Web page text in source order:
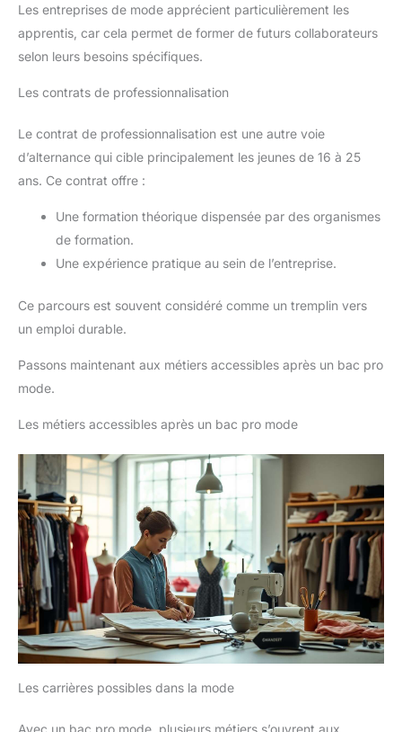
Les entreprises de mode apprécient particulièrement les
apprentis, car cela permet de former de futurs collaborateurs
selon leurs besoins spécifiques.
Les contrats de professionnalisation
Le contrat de professionnalisation est une autre voie
d’alternance qui cible principalement les jeunes de 16 à 25
ans. Ce contrat offre :
Une formation théorique dispensée par des organismes
de formation.
Une expérience pratique au sein de l’entreprise.
Ce parcours est souvent considéré comme un tremplin vers
un emploi durable.
Passons maintenant aux métiers accessibles après un bac pro
mode.
Les métiers accessibles après un bac pro mode
Les carrières possibles dans la mode
Avec un bac pro mode, plusieurs métiers s’ouvrent aux